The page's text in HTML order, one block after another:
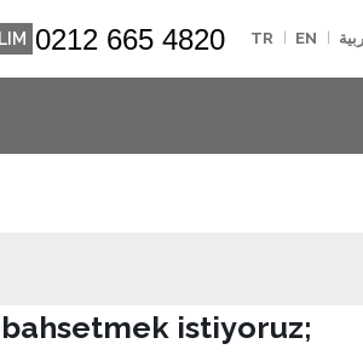
0212 665 4820 TR EN
istiyoruz;